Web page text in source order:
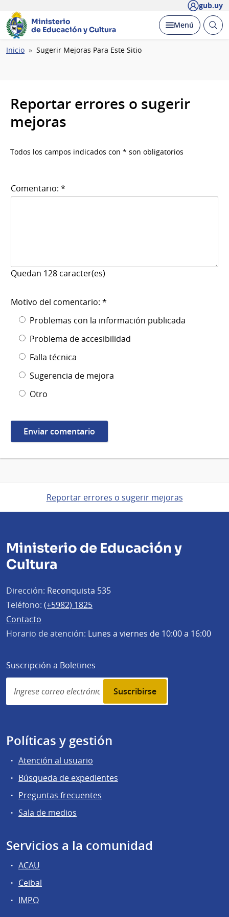
gub.uy
Ministerio
de Educación y Cultura
Desplegar
Menú Abrir
Ruta
Inicio Sugerir Mejoras Para Este Sitio
Reportar errores o sugerir
mejoras
Todos los campos indicados con * son obligatorios
Comentario: *
Quedan 128 caracter(es)
Motivo del comentario: *
Problemas con la información publicada
Problema de accesibilidad
Falla técnica
Sugerencia de mejora
Otro
Reportar errores o sugerir mejoras
Ministerio de Educación y
Cultura
Dirección: Reconquista 535
Teléfono: (+5982) 1825
Contacto
Horario de atención: Lunes a viernes de 10:00 a 16:00
Suscripción a Boletines
Simplenews
subscription
Políticas y gestión
Atención al usuario
Búsqueda de expedientes
Preguntas frecuentes
Sala de medios
Servicios a la comunidad
ACAU
Ceibal
IMPO